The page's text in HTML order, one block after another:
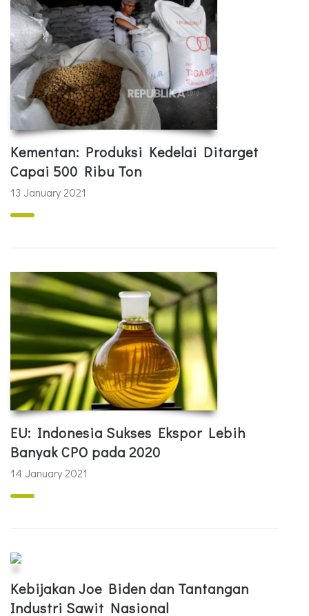
Kementan: Produksi Kedelai Ditarget
Capai 500 Ribu Ton
13 January 2021
EU: Indonesia Sukses Ekspor Lebih
Banyak CPO pada 2020
14 January 2021
Kebijakan Joe Biden dan Tantangan
Industri Sawit Nasional